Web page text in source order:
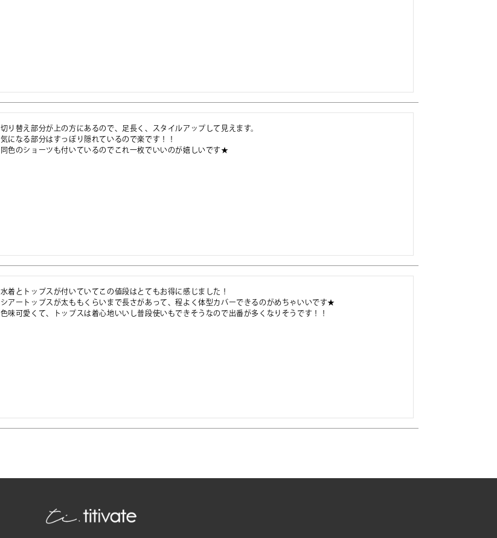
切り替え部分が上の方にあるので、足長く、スタイルアップして見えます。
気になる部分はすっぽり隠れているので楽です！！
同色のショーツも付いているのでこれ一枚でいいのが嬉しいです★
水着とトップスが付いていてこの値段はとてもお得に感じました！
シアートップスが太ももくらいまで長さがあって、程よく体型カバーできるのがめちゃいいです★
色味可愛くて、トップスは着心地いいし普段使いもできそうなので出番が多くなりそうです！！